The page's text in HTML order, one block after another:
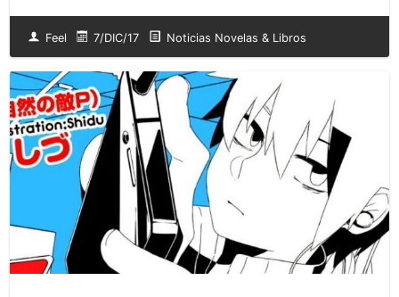
Feel 7/DIC/17 Noticias Novelas & Libros